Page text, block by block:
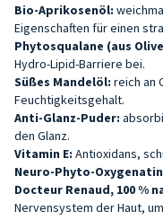
Bio-Aprikosenöl:
Eigenschaften für einen
Phytosqualane (aus
Hydro-Lipid-Barriere bei.
Süßes Mandelöl: reich an
Feuchtigkeitsgehalt.
Anti-Glanz-Puder:
den Glanz.
Vitamin E: Antioxidans,
Neuro-Phyto-
Docteur Renaud, 100 %
Nervensystem der Haut,